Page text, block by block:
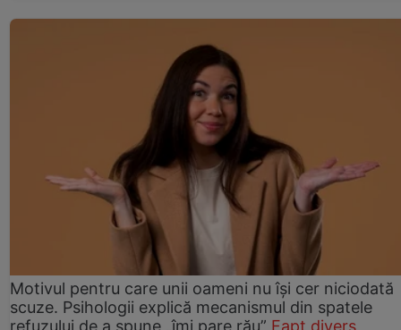
Motivul pentru care unii oameni nu își cer niciodată
scuze. Psihologii explică mecanismul din spatele
refuzului de a spune „îmi pare rău” Fapt divers